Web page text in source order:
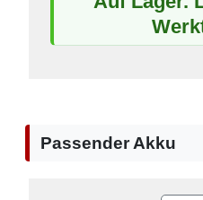
Passender Akku